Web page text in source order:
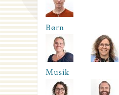
Børn
Musik